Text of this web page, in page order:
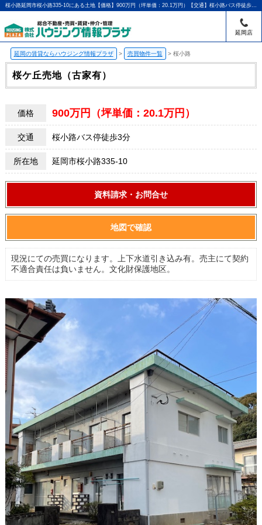
桜小路延岡市桜小路335-10にある土地【価格】900万円（坪単価：20.1万円）【交通】桜小路バス停徒歩3分 |延岡・門川町の賃貸のことならハウジング情報プラザ｜アパマンショップ延岡店
延岡店
延岡の賃貸ならハウジング情報プラザ > 売買物件一覧 > 桜小路
桜ケ丘売地（古家有）
価格 900万円（坪単価：20.1万円）
交通 桜小路バス停徒歩3分
所在地 延岡市桜小路335-10
資料請求・お問合せ
地図で確認
現況にての売買になります。上下水道引き込み有。売主にて契約
不適合責任は負いません。文化財保護地区。